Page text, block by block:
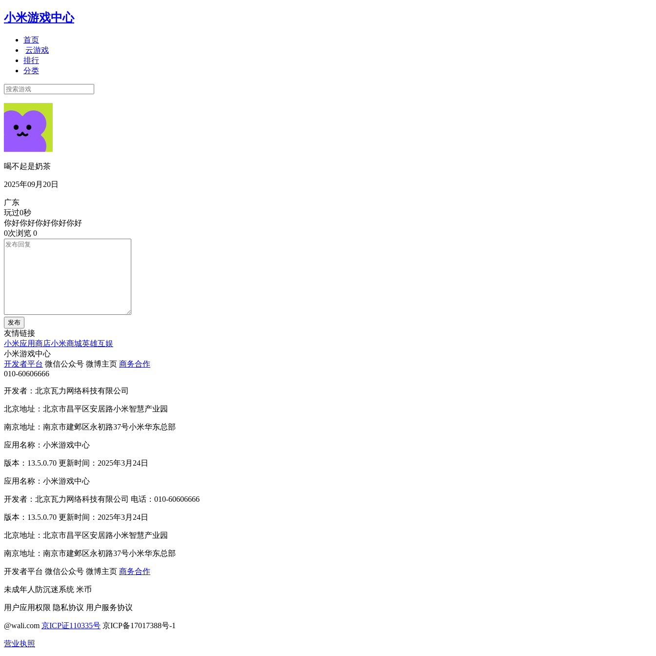
小米游戏中心
首页
云游戏
排行
分类
喝不起是奶茶
2025年09月20日
广东
玩过0秒
你好你好你好你好你好
0次浏览 0
发布
友情链接
小米应用商店小米商城英雄互娱
小米游戏中心
开发者平台 微信公众号 微博主页 商务合作
010-60606666
开发者：北京瓦力网络科技有限公司
北京地址：北京市昌平区安居路小米智慧产业园
南京地址：南京市建邺区永初路37号小米华东总部
应用名称：小米游戏中心
版本：13.5.0.70 更新时间：2025年3月24日
应用名称：小米游戏中心
开发者：北京瓦力网络科技有限公司 电话：010-60606666
版本：13.5.0.70 更新时间：2025年3月24日
北京地址：北京市昌平区安居路小米智慧产业园
南京地址：南京市建邺区永初路37号小米华东总部
开发者平台 微信公众号 微博主页 商务合作
未成年人防沉迷系统 米币
用户应用权限 隐私协议 用户服务协议
@wali.com 京ICP证110335号 京ICP备17017388号-1
营业执照